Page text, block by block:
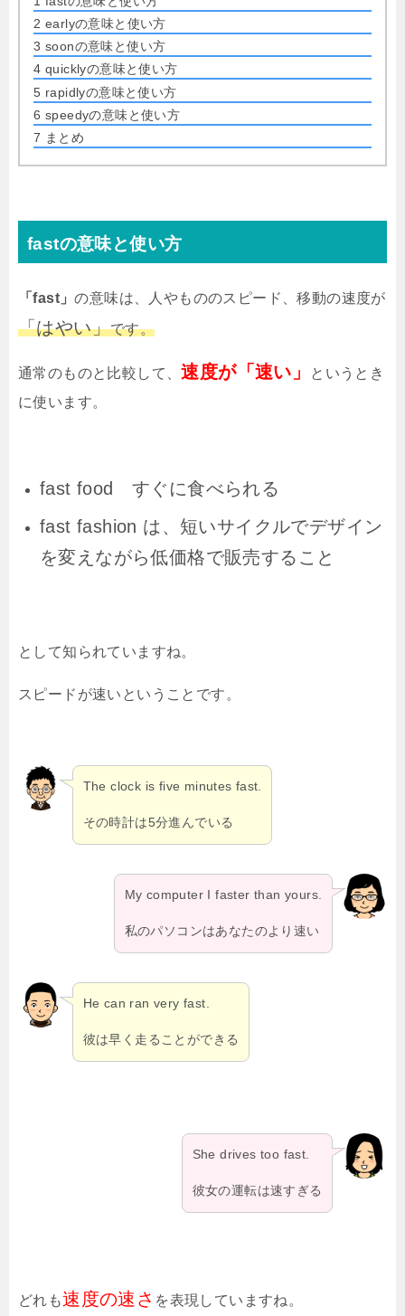
2 earlyの意味と使い方
3 soonの意味と使い方
4 quicklyの意味と使い方
5 rapidlyの意味と使い方
6 speedyの意味と使い方
7 まとめ
fastの意味と使い方
「fast」の意味は、人やもののスピード、移動の速度が
「はやい」です。
通常のものと比較して、速度が「速い」
というとき
に使います。
fast food すぐに食べられる
fast fashion は、短いサイクルでデザイン
を変えながら低価格で販売すること
として知られていますね。
スピードが速いということです。
The clock is five minutes fast.
その時計は5分進んでいる
My computer I faster than yours.
私のパソコンはあなたのより速い
He can ran very fast.
彼は早く走ることができる
She drives too fast.
彼女の運転は速すぎる
どれも速度の速さ を表現していますね。